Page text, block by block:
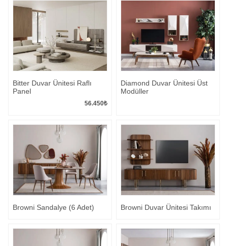
Bitter Duvar Ünitesi Raflı
Panel
56.450₺
Diamond Duvar Ünitesi Üst
Modüller
Browni Sandalye (6 Adet) Browni Duvar Ünitesi Takımı